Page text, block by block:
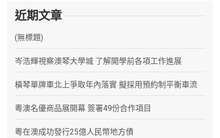
近期文章
(無標題)
岑浩輝視察澳琴大學城 了解開學前各項工作進展
橫琴單牌車北上爭取年內落實 擬採用預約制平衡車流
粵澳名優商品展開幕 簽署49份合作項目
粵在澳成功發行25億人民幣地方債